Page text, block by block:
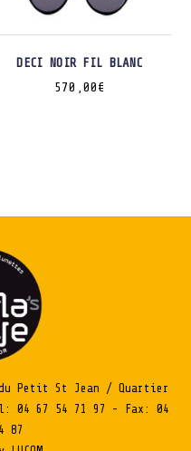
DECI NOIR FIL BLANC
570,00 €
Petit St Jean / Quartier
04 67 54 71 97 - Fax: 04
87